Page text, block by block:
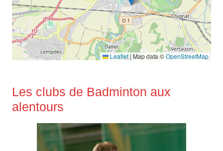
Leaflet | Map data ©OpenStreetMap
Les clubs de Badminton aux
alentours